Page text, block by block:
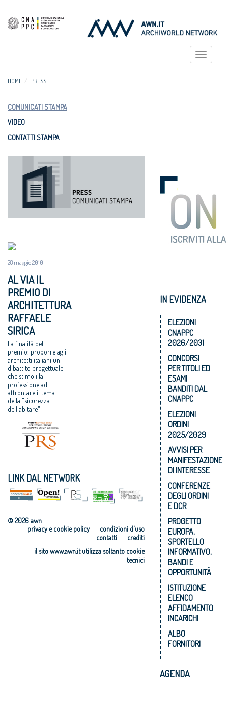
Toggle
HOME PRESS
COMUNICATI STAMPA
VIDEO
CONTATTI STAMPA
28 maggio 2010
AL VIA IL
PREMIO DI
ARCHITETTURA
RAFFAELE
SIRICA
La finalità del
premio: proporre agli
architetti italiani un
dibattito progettuale
che stimoli la
professione ad
affrontare il tema
della "sicurezza
dell'abitare"
LINK DAL NETWORK
© 2026 awn
condizioni d'uso
privacy e cookie policy
crediti
contatti
il sito www.awn.it utilizza soltanto cookie
tecnici
IN EVIDENZA
ELEZIONI
CNAPPC
2026/2031
CONCORSI
PER TITOLI ED
ESAMI
BANDITI DAL
CNAPPC
ELEZIONI
ORDINI
2025/2029
AVVISI PER
MANIFESTAZIONE
DI INTERESSE
CONFERENZE
DEGLI ORDINI
E DCR
PROGETTO
EUROPA,
SPORTELLO
INFORMATIVO,
BANDI E
OPPORTUNITÀ
ISTITUZIONE
ELENCO
AFFIDAMENTO
INCARICHI
ALBO
FORNITORI
AGENDA